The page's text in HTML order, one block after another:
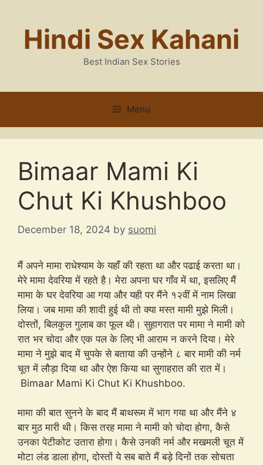
contentHindi Sex Kahani
Best Indian Sex Stories
Menu
Bimaar Mami Ki
Chut Ki Khushboo
December 18, 2024 by suomi
मैं अपने मामा राधेश्याम के यहाँ की रहता था और पढाई करता था।
मेरे मामा देवरिया में रहते है। मेरा अपना घर गाँव में था, इसलिए मैं
मामा के घर देवरिया आ गया और यही पर मैंने १२वीं में नाम लिखा
लिया। जब मामा की शादी हुई थी तो क्या मस्त मामी मुझे मिली।
दोस्तों, बिलकुल गुलाब का फूल थी। सुहागरात पर मामा ने मामी को
रात भर चोदा और एक पल के लिए भी आराम न करने दिया। मेरे
मामा ने मुझे बाद में चुपके से बताया की उन्होंने ८ बार मामी की नर्म
चूत में लौड़ा दिया था और ऐश किया था सुगाहरात की रात में।
Bimaar Mami Ki Chut Ki Khushboo.
मामा की बात सुनने के बाद मैं बाथरूम में भाग गया था और मैंने ४
बार मुठ मारी थी। किस तरह मामा ने मामी को चोदा होगा, कैसे
उनका पेटीकोट उतारा होगा। कैसे उनकी नर्म और मखमली चूत में
मोटा लंड डाला होगा, दोस्तों ये सब बाते मैं बड़े दिनों तक सोचता